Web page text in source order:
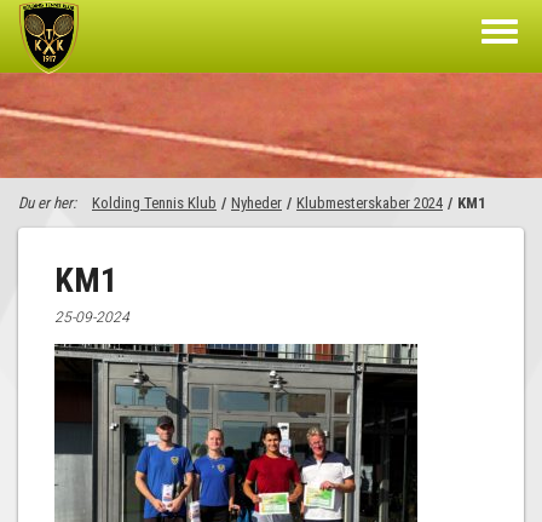
Du er her: Kolding Tennis Klub / Nyheder / Klubmesterskaber 2024 / KM1
KM1
25-09-2024